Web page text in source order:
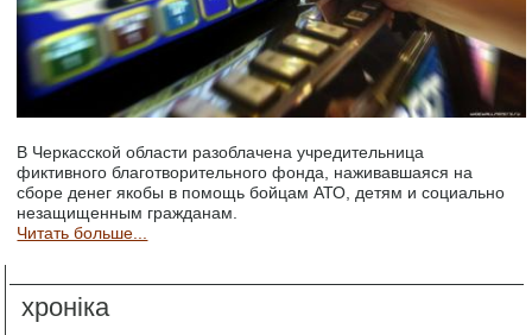
В Черкасской области разоблачена учредительница
фиктивного благотворительного фонда, наживавшаяся на
сборе денег якобы в помощь бойцам АТО, детям и социально
незащищенным гражданам.
Читать больше...
хроніка